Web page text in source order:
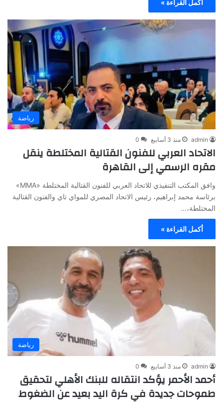
أكمل القراءة »
رياضة
admin منذ 3 أسابيع 0
الاتحاد العربي للفنون القتالية المختلطة ينقل
مقره الرسمي إلى القاهرة
وافق المكتب التنفيذي للاتحاد العربي للفنون القتالية المختلطة «MMA»
برئاسة محمد إبراهيم، رئيس الاتحاد المصري للمواي تاي والفنون القتالية
المختلطة،…
أكمل القراءة »
رياضة
admin منذ 3 أسابيع 0
أحمد الأحمر يؤكد انتقاله للبنك الأهلي لتحقيق
طموحات جديدة في كرة اليد بعيد عن الضغوط